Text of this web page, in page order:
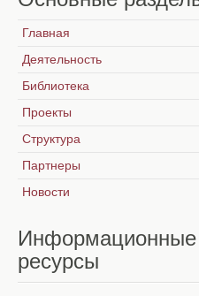
Главная
Деятельность
Библиотека
Проекты
Структура
Партнеры
Новости
Информационные
ресурсы